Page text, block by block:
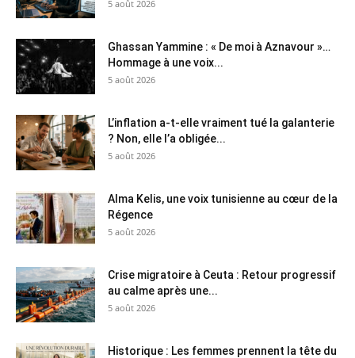
5 août 2026
Ghassan Yammine : « De moi à Aznavour »…
Hommage à une voix...
5 août 2026
L’inflation a-t-elle vraiment tué la galanterie
? Non, elle l’a obligée...
5 août 2026
Alma Kelis, une voix tunisienne au cœur de la
Régence
5 août 2026
Crise migratoire à Ceuta : Retour progressif
au calme après une...
5 août 2026
Historique : Les femmes prennent la tête du